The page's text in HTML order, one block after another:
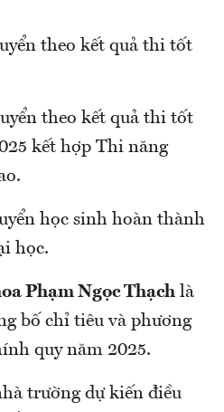
theo kết quả thi tốt
theo kết quả thi tốt
kết hợp Thi năng
học sinh hoàn thành
học.
Phạm Ngọc Thạch là
bố chỉ tiêu và phương
quy năm 2025.
trường dự kiến điều